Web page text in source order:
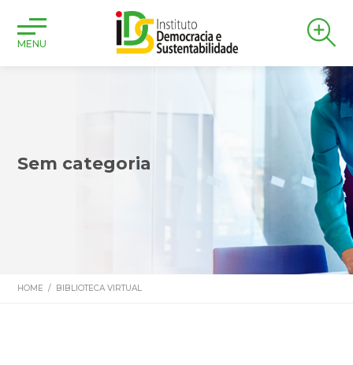
MENU
Sem categoria
HOME / BIBLIOTECA VIRTUAL